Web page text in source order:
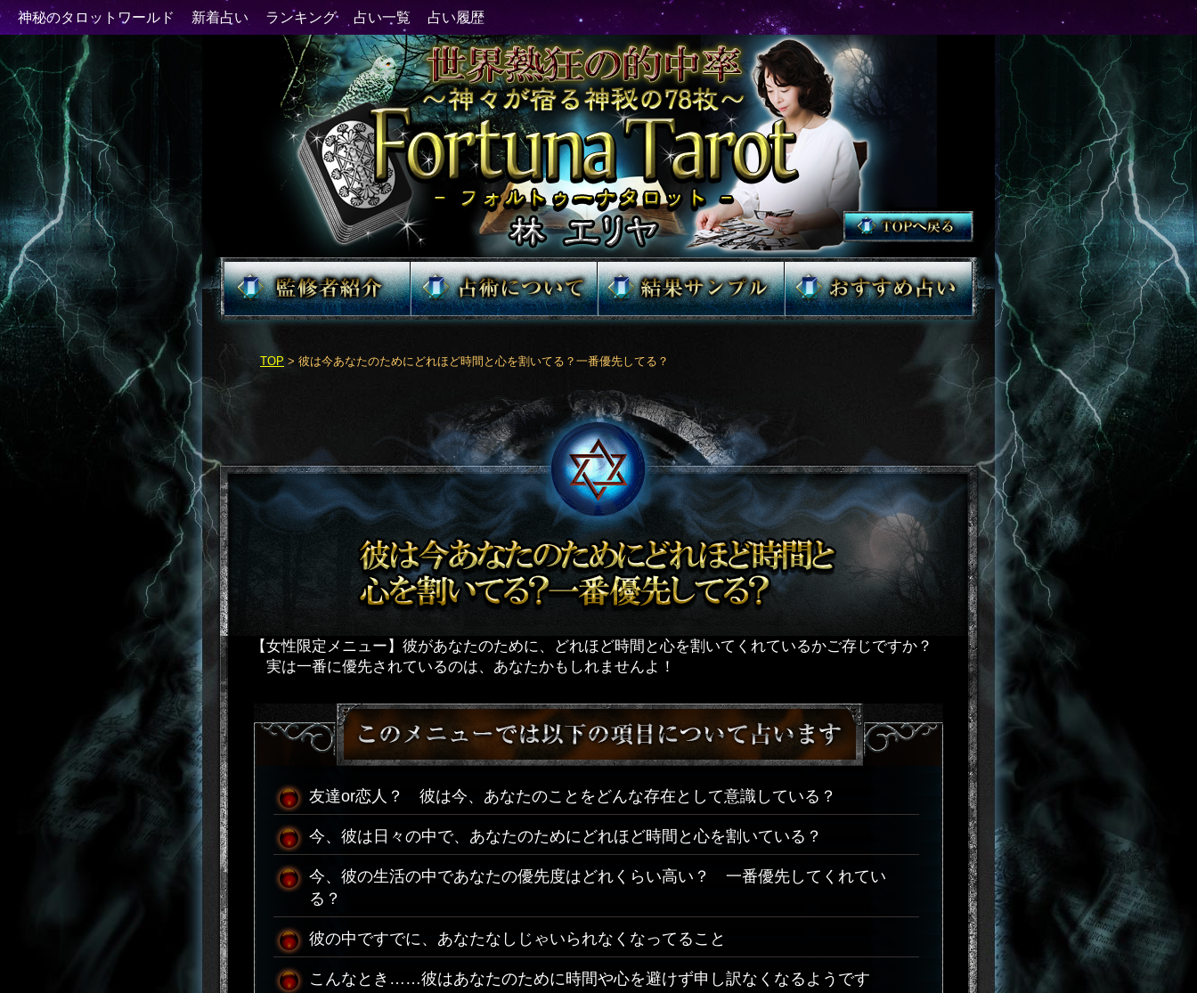
TOP > 彼は今あなたのためにどれほど時間と心を割いてる？一番優先してる？
【女性限定メニュー】彼があなたのために、どれほど時間と心を割いてくれているかご存じですか？
実は一番に優先されているのは、あなたかもしれませんよ！
友達or恋人？ 彼は今、あなたのことをどんな存在として意識している？
今、彼は日々の中で、あなたのためにどれほど時間と心を割いている？
今、彼の生活の中であなたの優先度はどれくらい高い？ 一番優先してくれてい
る？
彼の中ですでに、あなたなしじゃいられなくなってること
こんなとき……彼はあなたのために時間や心を避けず申し訳なくなるようです